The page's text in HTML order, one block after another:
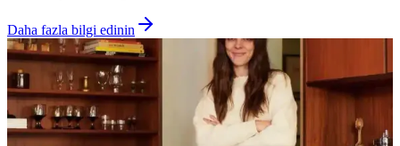
Daha fazla bilgi edinin